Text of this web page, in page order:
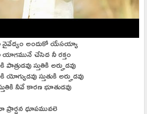
నైవేద్యం అందుకో యేసయ్యా
యాగమునే చేసెద నీ రక్తం
పాత్రుడవు స్తుతికి అర్హుడవు
యోగ్యుడవు స్తుతుకి అర్హుడవు
నీవే కారణ భూతుడవు
ప్రార్ధన ధూపమువలె